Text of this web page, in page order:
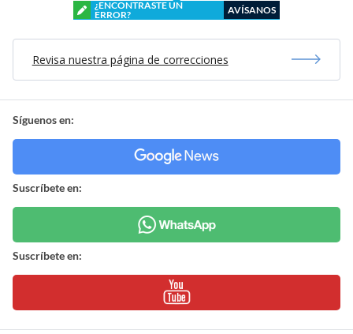
¿ENCONTRASTE UN
ERROR?
AVÍSANOS
Revisa nuestra página de correcciones
Síguenos en:
Suscríbete en:
Suscríbete en: